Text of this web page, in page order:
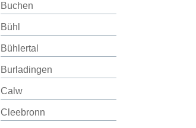
Buchen
Bühl
Bühlertal
Burladingen
Calw
Cleebronn